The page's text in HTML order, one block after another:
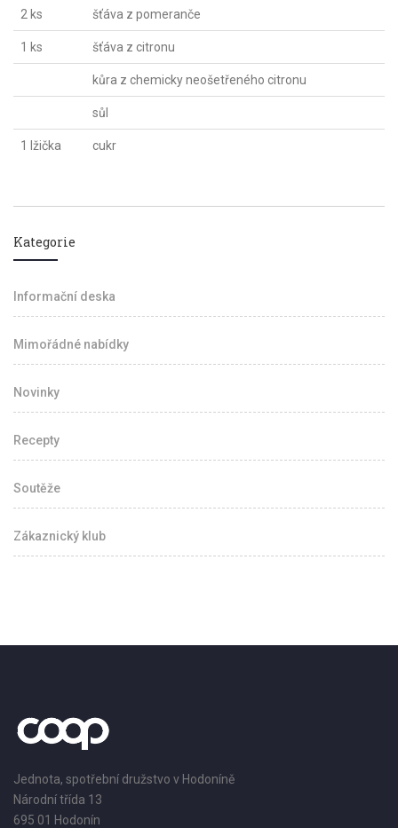
2 ks šťáva z pomeranče
1 ks šťáva z citronu
kůra z chemicky neošetřeného citronu
sůl
1 lžička cukr
Kategorie
Informační deska
Mimořádné nabídky
Novinky
Recepty
Soutěže
Zákaznický klub
Jednota, spotřební družstvo v Hodoníně
Národní třída 13
695 01 Hodonín